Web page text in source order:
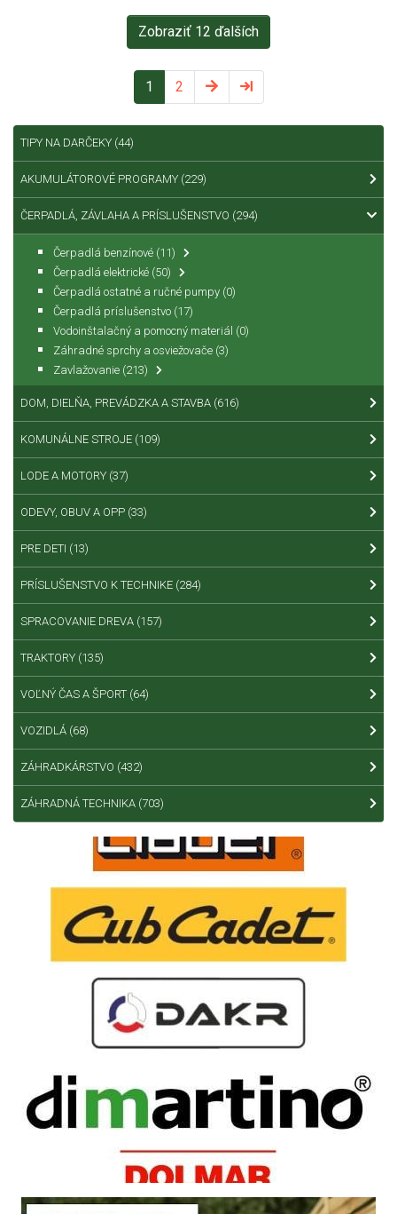
Zobraziť 12 ďalších
1 2
TIPY NA DARČEKY (44)
AKUMULÁTOROVÉ PROGRAMY (229)
ČERPADLÁ, ZÁVLAHA A PRÍSLUŠENSTVO (294)
Čerpadlá benzínové (11)
Čerpadlá elektrické (50)
Čerpadlá ostatné a ručné pumpy (0)
Čerpadlá príslušenstvo (17)
Vodoinštalačný a pomocný materiál (0)
Záhradné sprchy a osviežovače (3)
Zavlažovanie (213)
DOM, DIELŇA, PREVÁDZKA A STAVBA (616)
KOMUNÁLNE STROJE (109)
LODE A MOTORY (37)
ODEVY, OBUV A OPP (33)
PRE DETI (13)
PRÍSLUŠENSTVO K TECHNIKE (284)
SPRACOVANIE DREVA (157)
TRAKTORY (135)
VOĽNÝ ČAS A ŠPORT (64)
VOZIDLÁ (68)
ZÁHRADKÁRSTVO (432)
ZÁHRADNÁ TECHNIKA (703)